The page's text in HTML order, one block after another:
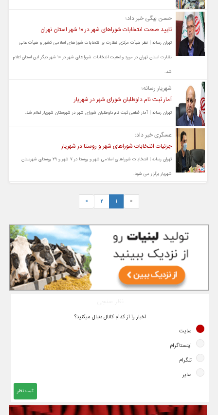
حسن بیگی خبر داد؛
تایید صحت انتخابات شوراهای شهر در ۱۰ شهر استان تهران
تهران رسانه | نظر هیأت مرکزی نظارت بر انتخابات شوراهای اسلامی کشور و هیأت عالی
نظارت استان تهران در مورد وضعیت انتخابات شوراهای شهر در ۱۰ شهر دیگر این استان اعلام
شد.
شهریار رسانه؛
آمار ثبت نام داوطلبان شورای شهر در شهریار
تهران رسانه | آمار قطعی ثبت نام داوطلبان شورای شهر در شهرستان شهریار اعلام شد.
عسگری خبر داد؛
جزئیات انتخابات شوراهای شهر و روستا در شهریار
تهران رسانه | انتخابات شوراهای اسلامی شهر و روستا در ۷ شهر و ۲۹ روستای شهرستان
شهریار برگزار می شود.
«
1
2
»
اخبار را از کدام کانال دنبال میکنید؟
سایت
اینستاگرام
تلگرام
سایر
ثبت نظر